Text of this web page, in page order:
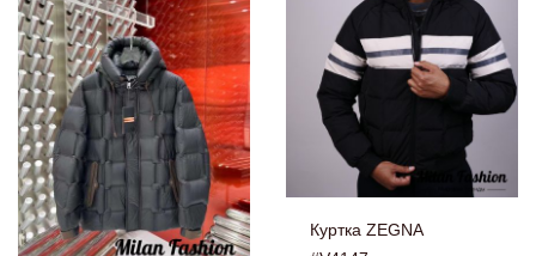
Куртка ZEGNA